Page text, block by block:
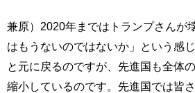
兼原）2020年まではトランプさんが
はもうないのではないか」という感
と元に戻るのですが、先進国も全体
縮小しているのです。先進国では皆